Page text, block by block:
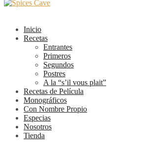
Inicio
Recetas
Entrantes
Primeros
Segundos
Postres
A la “s’il vous plait”
Recetas de Película
Monográficos
Con Nombre Propio
Especias
Nosotros
Tienda